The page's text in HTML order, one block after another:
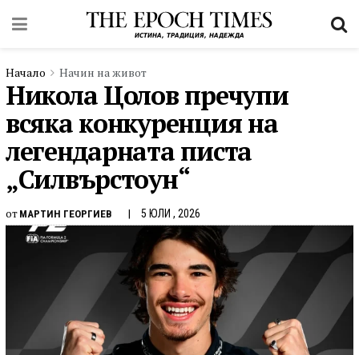
Начало Начин на живот
Никола Цолов пречупи
всяка конкуренция на
легендарната писта
„Силвърстоун“
от МАРТИН ГЕОРГИЕВ 5 ЮЛИ , 2026